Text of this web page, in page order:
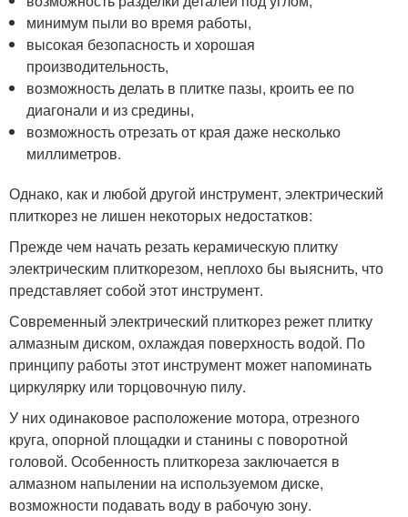
минимум пыли во время работы,
высокая безопасность и хорошая
производительность,
возможность делать в плитке пазы, кроить ее по
диагонали и из средины,
возможность отрезать от края даже несколько
миллиметров.
Однако, как и любой другой инструмент, электрический
плиткорез не лишен некоторых недостатков:
Прежде чем начать резать керамическую плитку
электрическим плиткорезом, неплохо бы выяснить, что
представляет собой этот инструмент.
Современный электрический плиткорез режет плитку
алмазным диском, охлаждая поверхность водой. По
принципу работы этот инструмент может напоминать
циркулярку или торцовочную пилу.
У них одинаковое расположение мотора, отрезного
круга, опорной площадки и станины с поворотной
головой. Особенность плиткореза заключается в
алмазном напылении на используемом диске,
возможности подавать воду в рабочую зону.